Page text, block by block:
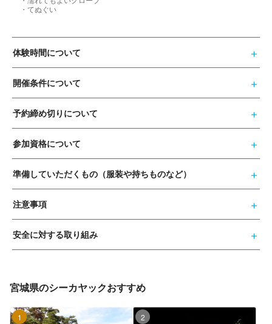
・てぬぐい
体験時間について
開催条件について
予約締め切りについて
参加資格について
準備していただくもの（服装や持ちものなど）
注意事項
安全に対する取り組み
宮城県のシーカヤックおすすめ
1位